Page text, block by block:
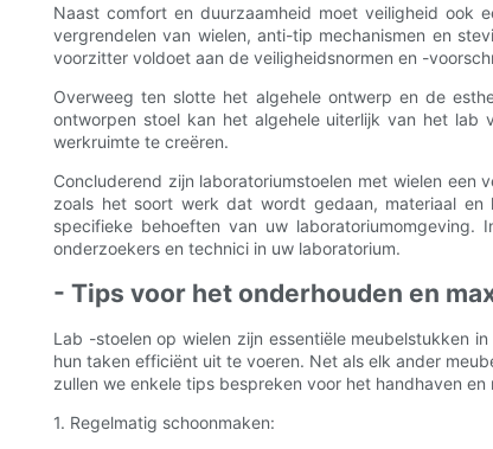
Naast comfort en duurzaamheid moet veiligheid ook
vergrendelen van wielen, anti-tip mechanismen en
voorzitter voldoet aan de veiligheidsnormen en -
Overweeg ten slotte het algehele ontwerp en de
ontworpen stoel kan het algehele uiterlijk van het lab
werkruimte te creëren.
Concluderend zijn laboratoriumstoelen met wielen
zoals het soort werk dat wordt gedaan, materiaal
specifieke behoeften van uw laboratoriumomgeving.
onderzoekers en technici in uw laboratorium.
- Tips voor het onderhouden en
Lab -stoelen op wielen zijn essentiële meubelstukken
hun taken efficiënt uit te voeren. Net als elk ander
zullen we enkele tips bespreken voor het handhaven
1. Regelmatig schoonmaken: